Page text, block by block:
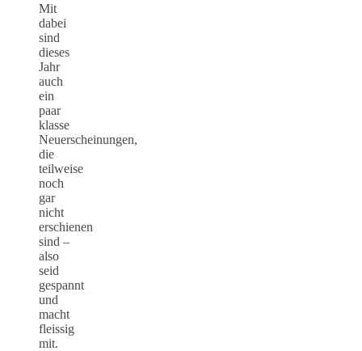
Mit
dabei
sind
dieses
Jahr
auch
ein
paar
klasse
Neuerscheinungen,
die
teilweise
noch
gar
nicht
erschienen
sind –
also
seid
gespannt
und
macht
fleissig
mit.